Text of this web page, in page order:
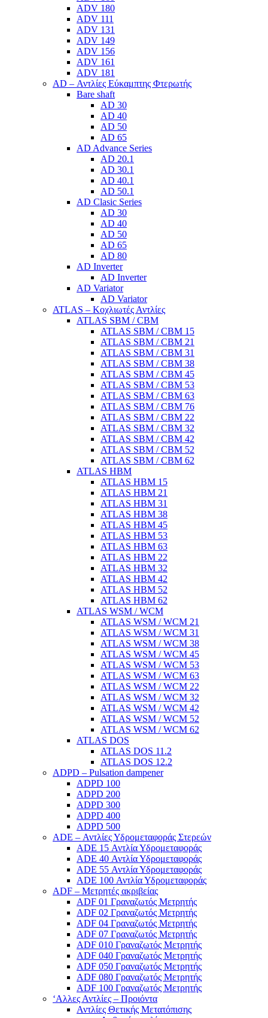
ADV 180
ADV 111
ADV 131
ADV 149
ADV 156
ADV 161
ADV 181
AD – Αντλίες Εύκαμπτης Φτερωτής
Bare shaft
AD 30
AD 40
AD 50
AD 65
AD Advance Series
AD 20.1
AD 30.1
AD 40.1
AD 50.1
AD Clasic Series
AD 30
AD 40
AD 50
AD 65
AD 80
AD Inverter
AD Inverter
AD Variator
AD Variator
ATLAS – Κοχλιωτές Αντλίες
ATLAS SBM / CBM
ATLAS SBM / CBM 15
ATLAS SBM / CBM 21
ATLAS SBM / CBM 31
ATLAS SBM / CBM 38
ATLAS SBM / CBM 45
ATLAS SBM / CBM 53
ATLAS SBM / CBM 63
ATLAS SBM / CBM 76
ATLAS SBM / CBM 22
ATLAS SBM / CBM 32
ATLAS SBM / CBM 42
ATLAS SBM / CBM 52
ATLAS SBM / CBM 62
ATLAS HBM
ATLAS HBM 15
ATLAS HBM 21
ATLAS HBM 31
ATLAS HBM 38
ATLAS HBM 45
ATLAS HBM 53
ATLAS HBM 63
ATLAS HBM 22
ATLAS HBM 32
ATLAS HBM 42
ATLAS HBM 52
ATLAS HBM 62
ATLAS WSM / WCM
ATLAS WSM / WCM 21
ATLAS WSM / WCM 31
ATLAS WSM / WCM 38
ATLAS WSM / WCM 45
ATLAS WSM / WCM 53
ATLAS WSM / WCM 63
ATLAS WSM / WCM 22
ATLAS WSM / WCM 32
ATLAS WSM / WCM 42
ATLAS WSM / WCM 52
ATLAS WSM / WCM 62
ATLAS DOS
ATLAS DOS 11.2
ATLAS DOS 12.2
ADPD – Pulsation dampener
ADPD 100
ADPD 200
ADPD 300
ADPD 400
ADPD 500
ADE – Αντλίες Υδρομεταφοράς Στερεών
ADE 15 Αντλία Υδρομεταφοράς
ADE 40 Αντλία Υδρομεταφοράς
ADE 55 Αντλία Υδρομεταφοράς
ADE 100 Αντλία Υδρομεταφοράς
ADF – Μετρητές ακριβείας
ADF 01 Γραναζωτός Μετρητής
ADF 02 Γραναζωτός Μετρητής
ADF 04 Γραναζωτός Μετρητής
ADF 07 Γραναζωτός Μετρητής
ADF 010 Γραναζωτός Μετρητής
ADF 040 Γραναζωτός Μετρητής
ADF 050 Γραναζωτός Μετρητής
ADF 080 Γραναζωτός Μετρητής
ADF 100 Γραναζωτός Μετρητής
‘Αλλες Αντλίες – Προιόντα
Αντλίες Θετικής Μετατόπισης